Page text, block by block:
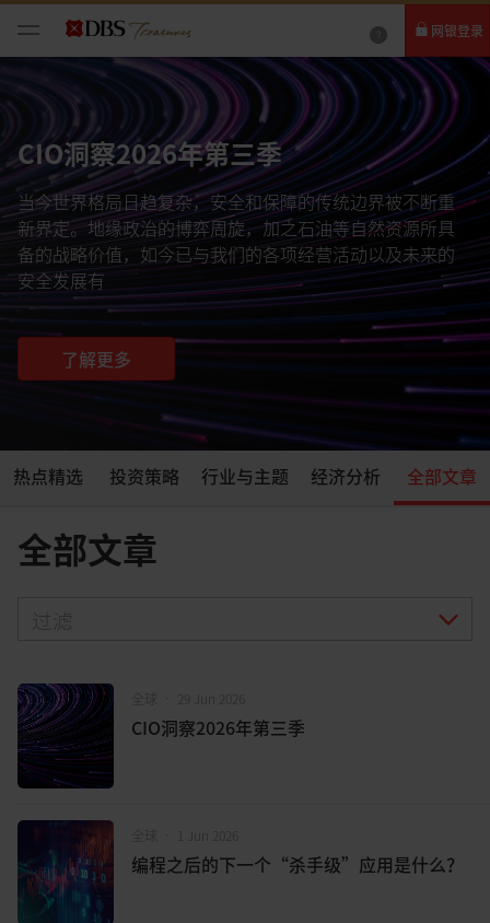
网银登录
个人网银
企业网银IDEAL
CIO洞察2026年第三季
当今世界格局日趋复杂，安全和保障的传统边界被不断重
新界定。地缘政治的博弈周旋，加之石油等自然资源所具
备的战略价值，如今已与我们的各项经营活动以及未来的
安全发展有
了解更多
热点精选 投资策略 行业与主题 经济分析 全部文章
全部文章
过滤
29 Jun 2026
CIO洞察2026年第三季
1 Jun 2026
编程之后的下一个“杀手级”应用是什么？